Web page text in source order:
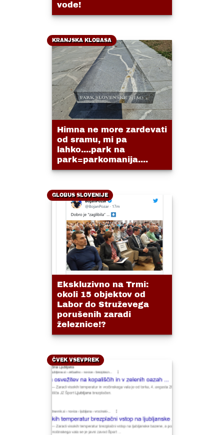
vode!
KRANJSKA KLOBASA
Himna ne more zardevati
od sramu, mi pa
lahko....park na
park=parkomanija....
GLOBUS SLOVENIJE
Ekskluzivno na Trmi:
okoli 15 objektov od
Labor do Struževega
porušenih zaradi
železnice!?
ČVEK VSEVPREK